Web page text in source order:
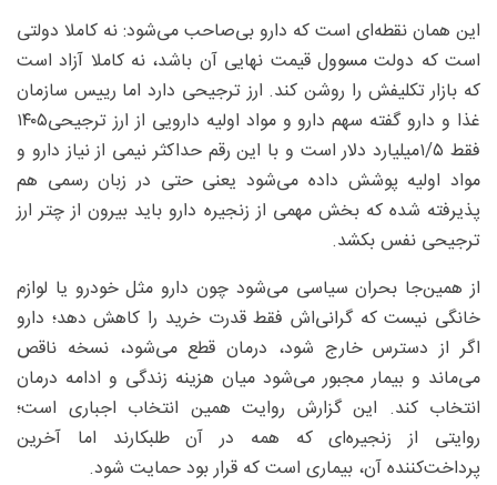
این همان نقطه‌ای است که دارو بی‌صاحب می‌شود: نه کاملا دولتی
است که دولت مسوول قیمت نهایی آن باشد، نه کاملا آزاد است
که بازار تکلیفش را روشن کند. ارز ترجیحی دارد اما رییس سازمان
غذا و دارو گفته سهم دارو و مواد اولیه دارویی از ارز ترجیحی۱۴۰۵
فقط ۵/‏۱‌میلیارد دلار است و با این رقم حداکثر نیمی از نیاز دارو و
مواد اولیه پوشش داده می‌شود یعنی حتی در زبان رسمی هم
پذیرفته شده که بخش مهمی از زنجیره دارو باید بیرون از چتر ارز
ترجیحی نفس بکشد.
از همین‌جا بحران سیاسی می‌شود چون دارو مثل خودرو یا لوازم
خانگی نیست که گرانی‌اش فقط قدرت خرید را کاهش دهد؛ دارو
اگر از دسترس خارج شود، درمان قطع می‌شود، نسخه ناقص
می‌ماند و بیمار مجبور می‌شود میان هزینه زندگی و ادامه درمان
انتخاب کند. این گزارش روایت همین انتخاب اجباری است؛
روایتی از زنجیره‌ای که همه در آن طلبکارند اما آخرین
پرداخت‌کننده آن، بیماری است که قرار بود حمایت شود.